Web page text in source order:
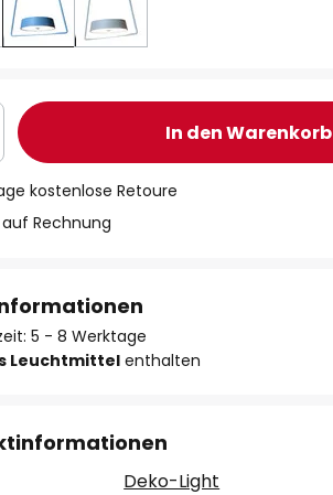
In den Warenkorb
kostenlose Retoure
Rechnung
5 - 8 Werktage
Leuchtmittelenthalten
Deko-Light